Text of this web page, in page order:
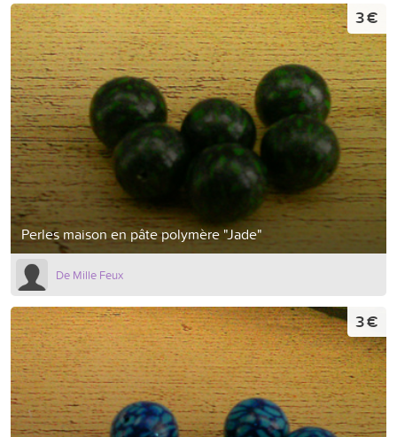
Perles maison en pâte polymère "Jade"
3 €
De Mille Feux
3 €